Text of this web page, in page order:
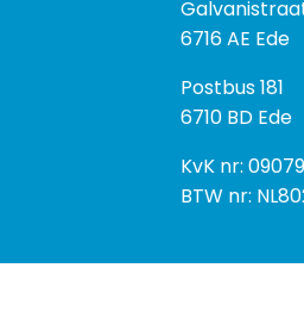
B
e
o
e
k
a
6716 AE Ede
P
o
t
a
r
Postbus 181
6710 BD Ede
I
n
KvK nr:
BTW nr: